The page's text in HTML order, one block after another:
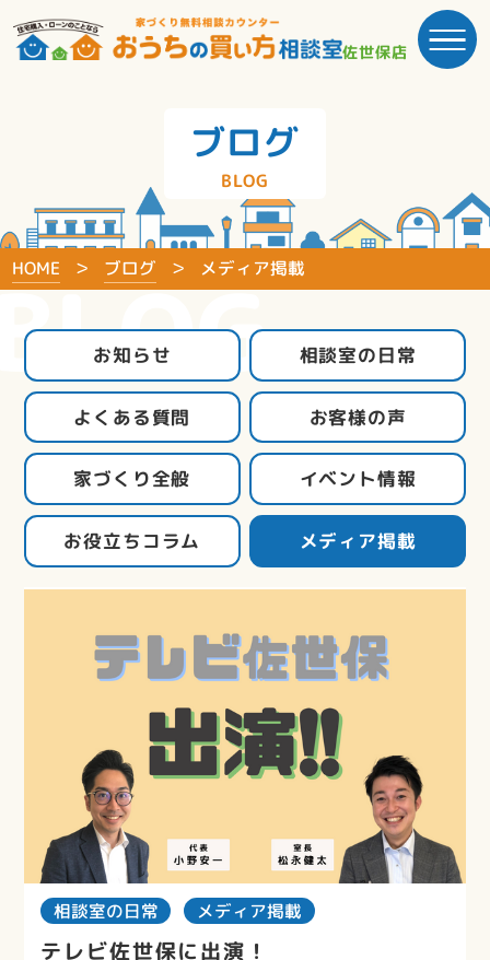
佐世保店
ブログ
BLOG
HOME ブログ メディア掲載
お知らせ 相談室の日常
よくある質問 お客様の声
家づくり全般 イベント情報
お役立ちコラム メディア掲載
相談室の日常 メディア掲載
テレビ佐世保に出演！